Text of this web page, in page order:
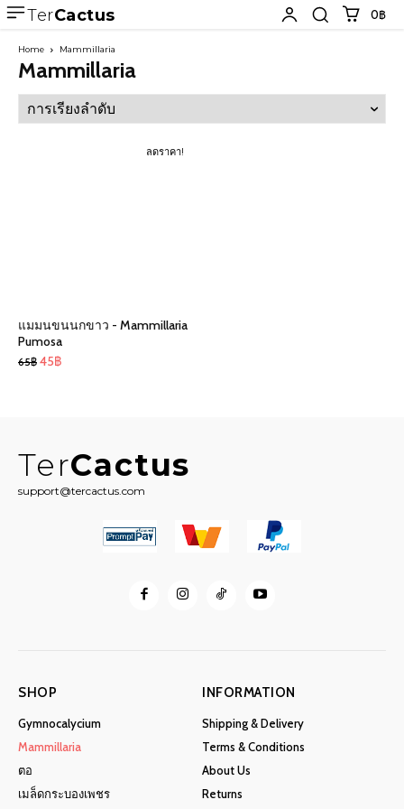
TerCactus 0฿
Home Mammillaria
Mammillaria
ลดราคา!
แมมนขนนกขาว - Mammillaria
Pumosa
65฿ Original
45฿
TerCactus
support@tercactus.com
SHOP
Gymnocalycium
Mammillaria
ตอ
เมล็ดกระบองเพชร
INFORMATION
Shipping & Delivery
Terms & Conditions
About Us
Returns